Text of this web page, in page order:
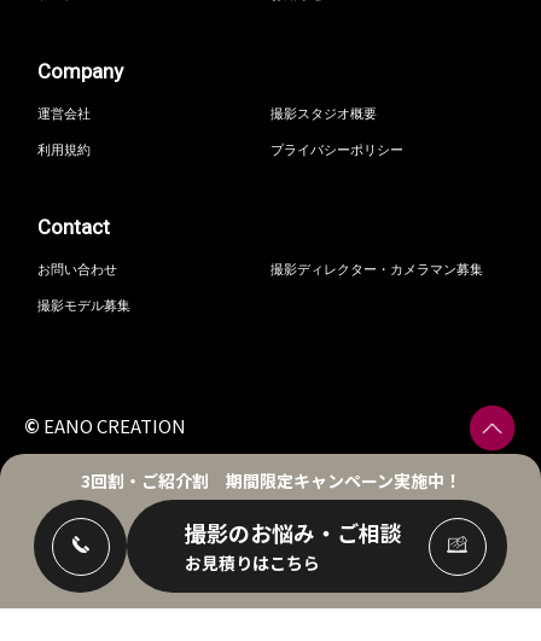
3回割・ご紹介割 期間限定キャンペーン実施中！
撮影のお悩み・ご相談
お見積りはこちら
Company
運営会社
撮影スタジオ概要
利用規約
プライバシーポリシー
Contact
お問い合わせ
撮影ディレクター・カメラマン募集
撮影モデル募集
© EANO CREATION